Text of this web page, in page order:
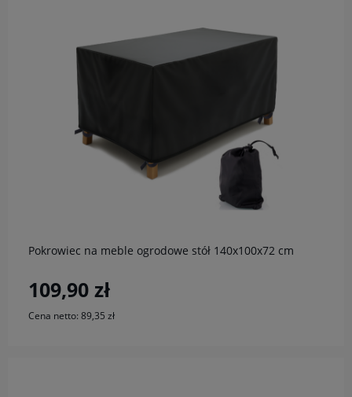
Pokrowiec na meble ogrodowe stół 140x100x72 cm
109,90 zł
Cena netto: 89,35 zł
do koszyka